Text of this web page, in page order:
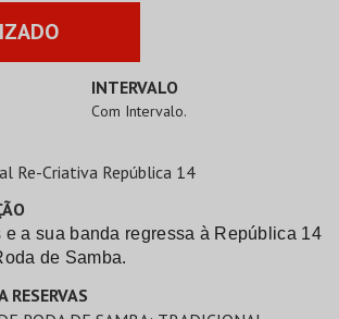
INTERVALO
Com Intervalo.
Re-Criativa República 14
e a sua banda regressa à República 14
de Samba.
RESERVAS